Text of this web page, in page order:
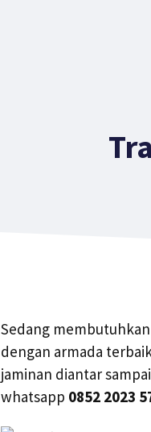
Sedang
dengan armada
jaminan diantar
whatsapp 0852 2023